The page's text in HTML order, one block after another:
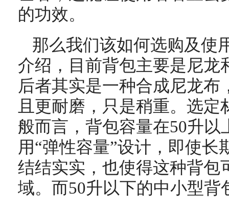
的功效。
那么我们该如何选购及使
介绍，目前背包主要是尼龙
后者其实是一种合成尼龙
且更耐磨，只是稍重。选
般而言，背包容量在50升
用“弹性容量”设计，即使长
结结实实，也使得这种背包
域。而50升以下的中小型背